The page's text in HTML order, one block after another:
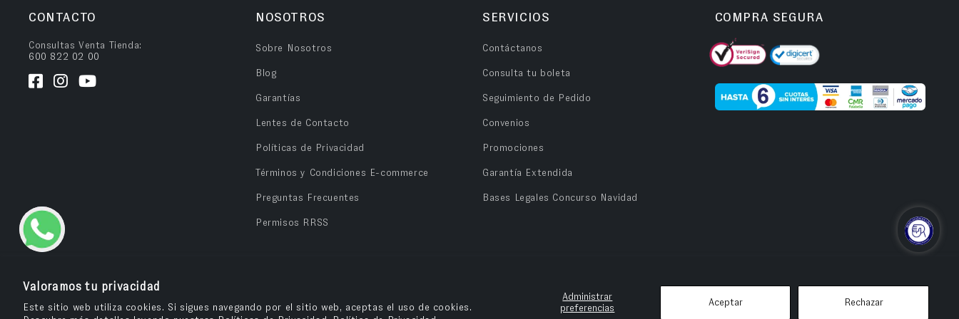
Valoramos tu privacidad
Este sitio web utiliza cookies. Si sigues navegando por el sitio web, aceptas el uso de cookies.
Administrar
preferencias
Aceptar Rechazar
CONTACTO
Consultas Venta Tienda:
600 822 02 00
NOSOTROS
Sobre Nosotros
Blog
Garantías
Lentes de Contacto
Políticas de Privacidad
Términos y Condiciones E-commerce
Preguntas Frecuentes
Permisos RRSS
SERVICIOS
Contáctanos
Consulta tu boleta
Seguimiento de Pedido
Convenios
Promociones
Garantía Extendida
Bases Legales Concurso Navidad
COMPRA SEGURA
© 2026OPV Chile– Cuida tu salud visual y compra tus anteojos en OPV Chile.